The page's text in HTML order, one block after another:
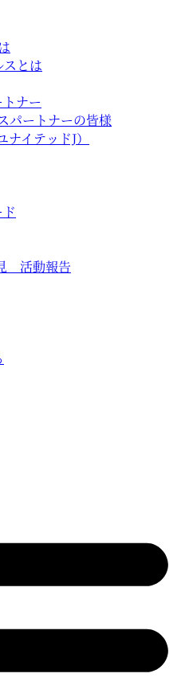
とは
ナー
パートナーの皆様
イテッドJ）
活動報告